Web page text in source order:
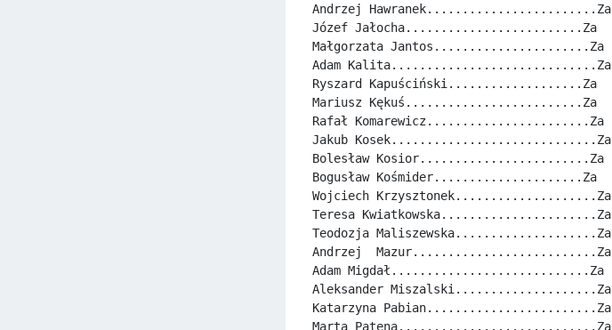
Andrzej Hawranek........................Za
Józef Jałocha.........................Za
Małgorzata Jantos......................Za
Adam Kalita.............................Za
Ryszard Kapuściński...................Za
Mariusz Kękuś.........................Za
Rafał Komarewicz.......................Za
Jakub Kosek.............................Za
Bolesław Kosior........................Za
Bogusław Kośmider.....................Za
Wojciech Krzysztonek....................Za
Teresa Kwiatkowska......................Za
Teodozja Maliszewska....................Za
Andrzej  Mazur..........................Za
Adam Migdał............................Za
Aleksander Miszalski....................Za
Katarzyna Pabian........................Za
Marta Patena............................Za